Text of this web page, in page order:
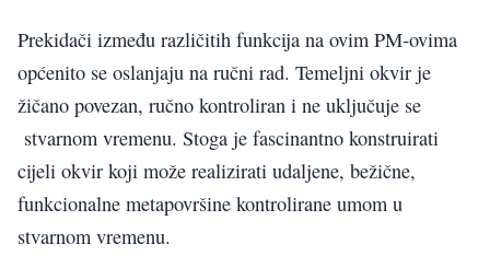
Prekidači između različitih funkcija na ovim PM-ovima
općenito se oslanjaju na ručni rad. Temeljni okvir je
žičano povezan, ručno kontroliran i ne uključuje se
stvarnom vremenu. Stoga je fascinantno konstruirati
cijeli okvir koji može realizirati udaljene, bežične,
funkcionalne metapovršine kontrolirane umom u
stvarnom vremenu.